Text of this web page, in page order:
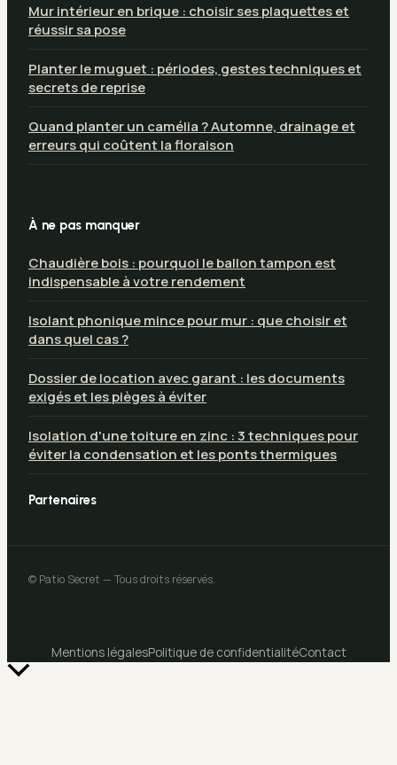
Mur intérieur en brique : choisir ses plaquettes et
réussir sa pose
Planter le muguet : périodes, gestes techniques et
secrets de reprise
Quand planter un camélia ? Automne, drainage et
erreurs qui coûtent la floraison
À ne pas manquer
Chaudière bois : pourquoi le ballon tampon est
indispensable à votre rendement
Isolant phonique mince pour mur : que choisir et
dans quel cas ?
Dossier de location avec garant : les documents
exigés et les pièges à éviter
Isolation d'une toiture en zinc : 3 techniques pour
éviter la condensation et les ponts thermiques
Partenaires
© Patio Secret — Tous droits réservés.
Mentions légalesPolitique de confidentialitéContact
Retour